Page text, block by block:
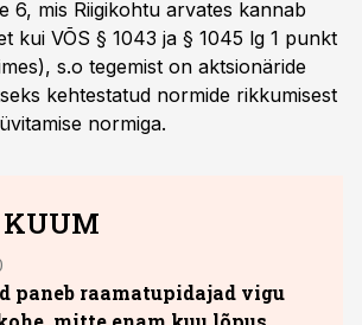
6, mis Riigikohtu arvates kannab
kui VÕS § 1043 ja § 1045 lg 1 punkt
s.o tegemist on aktsionäride
kehtestatud normide rikkumisest
normiga.
paneb raamatupidajad vigu